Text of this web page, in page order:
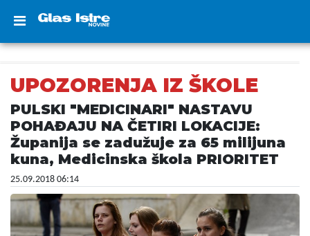
UPOZORENJA IZ ŠKOLE
PULSKI "MEDICINARI" NASTAVU
POHAĐAJU NA ČETIRI LOKACIJE:
Županija se zadužuje za 65 milijuna
kuna, Medicinska škola PRIORITET
25.09.2018 06:14